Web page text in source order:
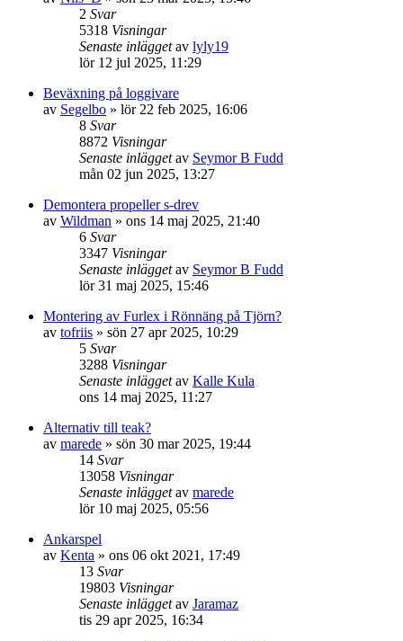
2 Svar
5318 Visningar
Senaste inläggetav lyly19
lör 12 jul 2025, 11:29
Beväxning på loggivare
av Segelbo » lör 22 feb 2025, 16:06
8 Svar
8872 Visningar
Senaste inläggetav Seymor B Fudd
mån 02 jun 2025, 13:27
Demontera propeller s-drev
av Wildman » ons 14 maj 2025, 21:40
6 Svar
3347 Visningar
Senaste inläggetav Seymor B Fudd
lör 31 maj 2025, 15:46
Montering av Furlex i Rönnäng på Tjörn?
av tofriis » sön 27 apr 2025, 10:29
5 Svar
3288 Visningar
Senaste inläggetav Kalle Kula
ons 14 maj 2025, 11:27
Alternativ till teak?
av marede » sön 30 mar 2025, 19:44
14 Svar
13058 Visningar
Senaste inläggetav marede
lör 10 maj 2025, 05:56
Ankarspel
av Kenta » ons 06 okt 2021, 17:49
13 Svar
19803 Visningar
Senaste inläggetav Jaramaz
tis 29 apr 2025, 16:34